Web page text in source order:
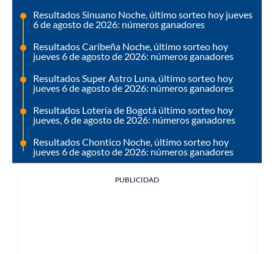
Resultados Sinuano Noche, último sorteo hoy jueves
6 de agosto de 2026: números ganadores
Resultados Caribeña Noche, último sorteo hoy
jueves 6 de agosto de 2026: números ganadores
Resultados Super Astro Luna, último sorteo hoy
jueves 6 de agosto de 2026: números ganadores
Resultados Lotería de Bogotá último sorteo hoy
jueves, 6 de agosto de 2026: números ganadores
Resultados Chontico Noche, último sorteo hoy
jueves 6 de agosto de 2026: números ganadores
PUBLICIDAD